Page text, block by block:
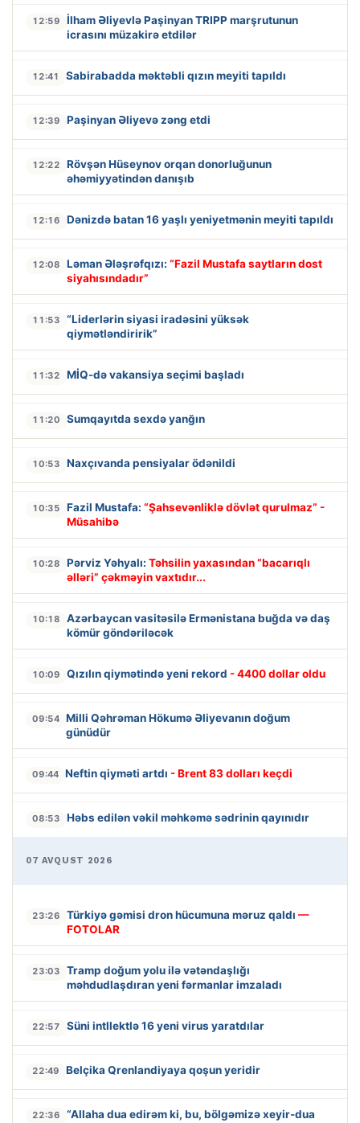
12:59
İlham Əliyevlə Paşinyan TRIPP marşrutunun
icrasını müzakirə etdilər
12:41 Sabirabadda məktəbli qızın meyiti tapıldı
12:39 Paşinyan Əliyevə zəng etdi
12:22
Rövşən Hüseynov orqan donorluğunun
əhəmiyyətindən danışıb
12:16 Dənizdə batan 16 yaşlı yeniyetmənin meyiti tapıldı
12:08 Ləman Ələşrəfqızı: “Fazil Mustafa saytların dost
siyahısındadır”
11:53
“Liderlərin siyasi iradəsini yüksək
qiymətləndiririk”
11:32 MİQ-də vakansiya seçimi başladı
11:20 Sumqayıtda sexdə yanğın
10:53 Naxçıvanda pensiyalar ödənildi
10:35 Fazil Mustafa: “Şahsevənliklə dövlət qurulmaz” -
Müsahibə
10:28 Pərviz Yəhyalı: Təhsilin yaxasından “bacarıqlı
əlləri” çəkməyin vaxtıdır...
10:18
Azərbaycan vasitəsilə Ermənistana buğda və daş
kömür göndəriləcək
10:09 Qızılın qiymətində yeni rekord - 4400 dollar oldu
09:54 Milli Qəhrəman Hökumə Əliyevanın doğum
günüdür
09:44 Neftin qiyməti artdı - Brent 83 dolları keçdi
08:53 Həbs edilən vəkil məhkəmə sədrinin qayınıdır
07 AVQUST 2026
23:26 Türkiyə gəmisi dron hücumuna məruz qaldı —
FOTOLAR
23:03
Tramp doğum yolu ilə vətəndaşlığı
məhdudlaşdıran yeni fərmanlar imzaladı
22:57 Süni intllektlə 16 yeni virus yaratdılar
22:49 Belçika Qrenlandiyaya qoşun yeridir
22:36
“Allaha dua edirəm ki, bu, bölgəmizə xeyir-dua